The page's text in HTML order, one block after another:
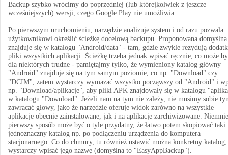
Backup szybko wrócimy do poprzedniej (lub którejkolwiek z jeszcze
wcześniejszych) wersji, czego Google Play nie umożliwia.
Po pierwszym uruchomieniu, narzędzie analizuje system i od razu pozwala
użytkownikowi określić ścieżkę docelową backupu. Proponowana domyślna
znajduje się w katalogu "Android/data" - tam, gdzie zwykle rezydują
pliki wszystkich aplikacji. Ścieżkę trzeba jednak wpisać ręcznie, co może
dla niektórych trudne - pamiętajmy tylko, że wymieniony katalog główny
"Android" znajduje się na tym samym poziomie, co np. "Download" czy
"DCIM", zatem wystarczy wymazać wszystko począwszy od "Android" i
np. "Download/aplikacje", aby pliki APK znajdowały się w katalogu
w katalogu "Download". Jeżeli nam na tym nie zależy, nie musimy sobie
zawracać głowy, jako że narzędzie oferuje widok zarówno na wszystkie
aplikacje obecnie zainstalowane, jak i na aplikacje zarchiwizowane.
pierwszy sposób może być o tyle przydatny, że łatwo potem skopiować taki
jednoznaczny katalog np. po podłączeniu urządzenia do komputera
stacjonarnego. Co do chmury, tu również ustawić można konkretny katalog;
wystarczy wpisać jego nazwę (domyślna to "EasyAppBackup").